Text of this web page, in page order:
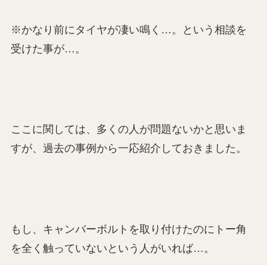
※かなり前にタイヤが凄い鳴く…。という相談を
受けた事が…。
ここに関しては、多くの人が問題ないかと思いま
すが、過去の事例から一応紹介しておきました。
もし、キャンバーボルトを取り付けたのにトー角
を全く触っていないという人がいれば…。